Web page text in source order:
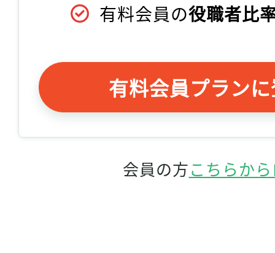
有料会員の役職者比
有料会員プラン
会員の方こちらか